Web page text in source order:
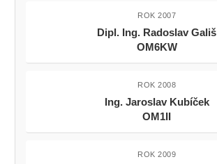
ROK 2007
Dipl. Ing. Radoslav Gališ
OM6KW
ROK 2008
Ing. Jaroslav Kubíček
OM1II
ROK 2009